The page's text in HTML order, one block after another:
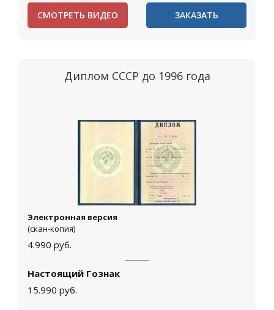
СМОТРЕТЬ ВИДЕО ЗАКАЗАТЬ
Диплом СССР до 1996 года
Электронная версия
(скан-копия)
4.990 руб.
Настоящий Гознак
15.990 руб.